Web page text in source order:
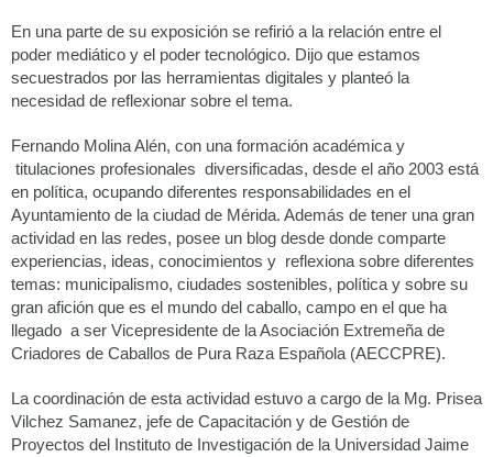
En una parte de su exposición se refirió a la relación entre el
poder mediático y el poder tecnológico. Dijo que estamos
secuestrados por las herramientas digitales y planteó la
necesidad de reflexionar sobre el tema.
Fernando Molina Alén, con una formación académica y
titulaciones profesionales diversificadas, desde el año 2003 está
en política, ocupando diferentes responsabilidades en el
Ayuntamiento de la ciudad de Mérida. Además de tener una gran
actividad en las redes, posee un blog desde donde comparte
experiencias, ideas, conocimientos y reflexiona sobre diferentes
temas: municipalismo, ciudades sostenibles, política y sobre su
gran afición que es el mundo del caballo, campo en el que ha
llegado a ser Vicepresidente de la Asociación Extremeña de
Criadores de Caballos de Pura Raza Española (AECCPRE).
La coordinación de esta actividad estuvo a cargo de la Mg. Prisea
Vilchez Samanez, jefe de Capacitación y de Gestión de
Proyectos del Instituto de Investigación de la Universidad Jaime